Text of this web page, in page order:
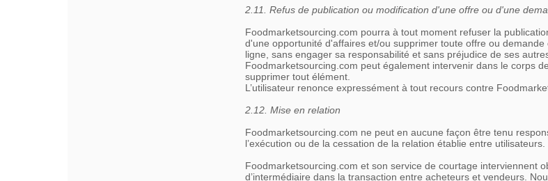
2.11. Refus de publication ou modification d'une offre ou d'une
Foodmarketsourcing.com pourra à tout moment refuser la
d'une opportunité d'affaires et/ou supprimer toute offre ou
ligne, sans engager sa responsabilité et sans préjudice de ses
Foodmarketsourcing.com peut également intervenir dans le corps
supprimer tout élément.
L’utilisateur renonce expressément à tout recours contre
2.12. Mise en relation
Foodmarketsourcing.com ne peut en aucune façon être tenu
l’exécution ou de la cessation de la relation établie entre utilisateurs.
Foodmarketsourcing.com et son service de courtage interviennent
d’intermédiaire dans la transaction entre acheteurs et vendeurs.